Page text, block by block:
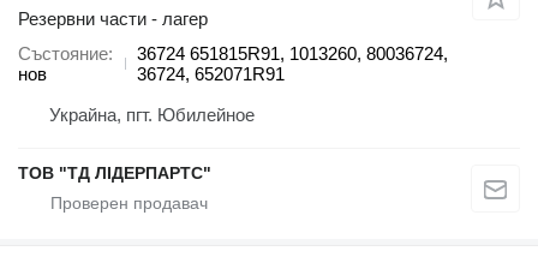
Резервни части - лагер
Състояние
нов
36724 651815R91, 1013260, 80036724,
36724, 652071R91
Украйна, пгт. Юбилейное
ТОВ "ТД ЛІДЕРПАРТС"